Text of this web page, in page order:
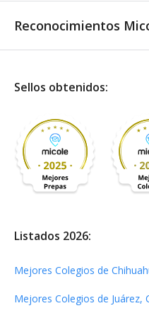
Reconocimientos
Sellos obtenidos:
Listados 2026:
Mejores Colegios de
Mejores Colegios de Juárez,